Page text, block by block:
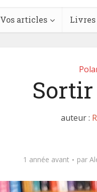
Vos articles Livres
auteur :
1 année avant par